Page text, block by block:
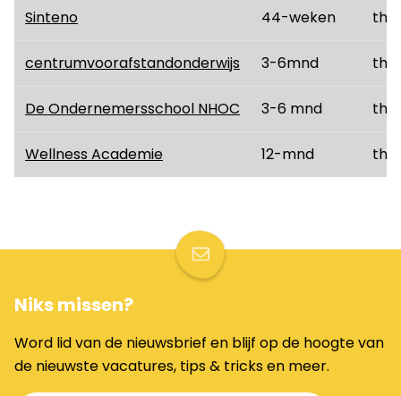
Sinteno 44-weken
centrumvoorafstandonderwijs 3-6mnd
De Ondernemersschool NHOC 3-6 mnd
Wellness Academie 12-mnd
Niks missen?
Word lid van de nieuwsbrief en blijf op de hoogte van
de nieuwste vacatures, tips & tricks en meer.